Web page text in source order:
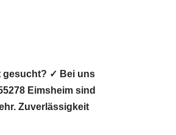
gesucht? ✓ Bei uns
Eimsheim sind
Zuverlässigkeit